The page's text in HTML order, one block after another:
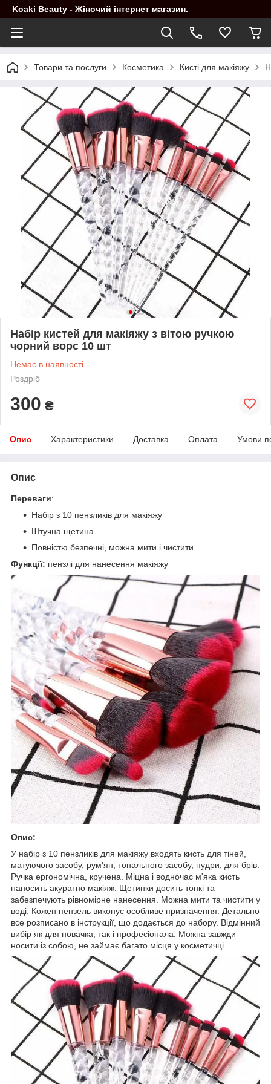
Koaki Beauty - Жіночий інтернет магазин.
Товари та послуги Косметика Кисті для макіяжу
Набір кистей для макіяжу з вітою ручкою
чорний ворс 10 шт
Немає в наявності
Роздріб
300 ₴
Опис Характеристики Доставка Оплата Умови
Опис
Переваги:
Набір з 10 пензликів для макіяжу
Штучна щетина
Повністю безпечні, можна мити і чистити
Функції: пензлі для нанесення макіяжу
Опис:
У набір з 10 пензликів для макіяжу входять кисть для тіней,
матуючого засобу, рум'ян, тонального засобу, пудри, для брів.
Ручка ергономічна, кручена. Міцна і водночас м'яка кисть
наносить акуратно макіяж. Щетинки досить тонкі та
забезпечують рівномірне нанесення. Можна мити та чистити у
воді. Кожен пензель виконує особливе призначення. Детально
все розписано в інструкції, що додається до набору. Відмінний
вибір як для новачка, так і професіонала. Можна завжди
носити із собою, не займає багато місця у косметичці.